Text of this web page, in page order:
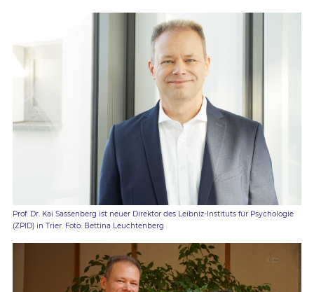
Prof. Dr. Kai Sassenberg ist neuer Direktor des Leibniz-Instituts für Psychologie
(ZPID) in Trier. Foto: Bettina Leuchtenberg